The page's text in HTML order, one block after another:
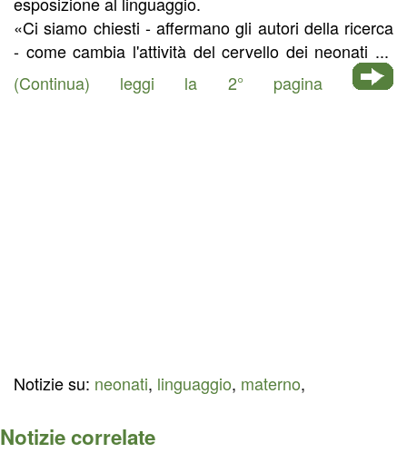
«Ci siamo chiesti - affermano gli autori della ricerca
- come cambia l'attività del cervello dei neonati ...
(Continua) leggi la 2° pagina
Notizie su: neonati, linguaggio, materno,
Notizie correlate